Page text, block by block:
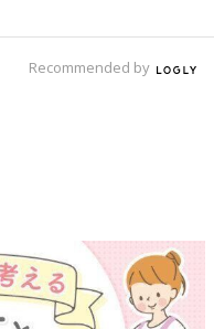
Recommended by